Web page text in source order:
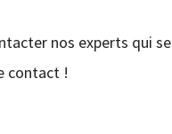
nos experts qui
contact !